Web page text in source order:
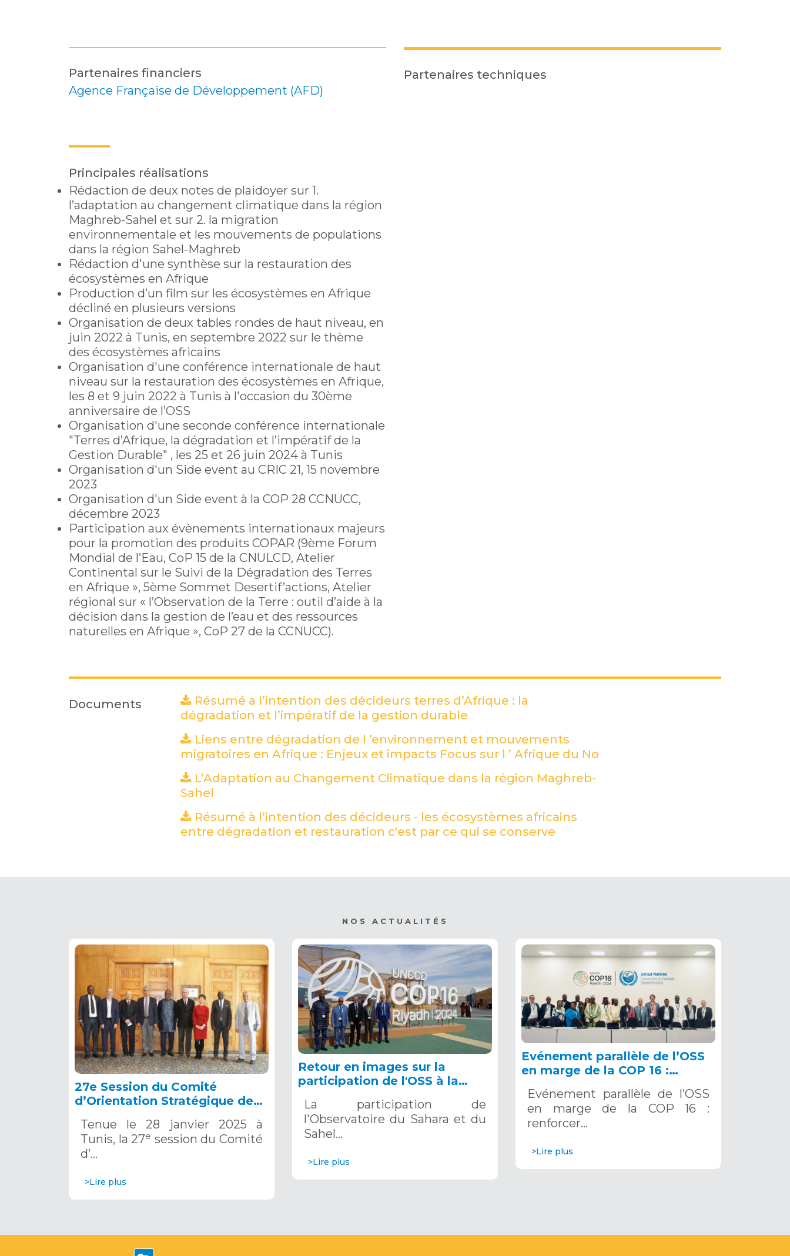
Partenaires financiers
Agence Française de Développement (AFD)
Partenaires techniques
Principales réalisations
Rédaction de deux notes de plaidoyer sur 1.
l’adaptation au changement climatique dans la région
Maghreb-Sahel et sur 2. la migration
environnementale et les mouvements de populations
dans la région Sahel-Maghreb
Rédaction d'une synthèse sur la restauration des
écosystèmes en Afrique
Production d’un film sur les écosystèmes en Afrique
décliné en plusieurs versions
Organisation de deux tables rondes de haut niveau, en
juin 2022 à Tunis, en septembre 2022 sur le thème
des écosystèmes africains
Organisation d'une conférence internationale de haut
niveau sur la restauration des écosystèmes en Afrique,
les 8 et 9 juin 2022 à Tunis à l'occasion du 30ème
anniversaire de l’OSS
Organisation d'une seconde conférence internationale
"Terres d’Afrique, la dégradation et l’impératif de la
Gestion Durable" , les 25 et 26 juin 2024 à Tunis
Organisation d'un Side event au CRIC 21, 15 novembre
2023
Organisation d'un Side event à la COP 28 CCNUCC,
décembre 2023
Participation aux évènements internationaux majeurs
pour la promotion des produits COPAR (9ème Forum
Mondial de l’Eau, CoP 15 de la CNULCD, Atelier
Continental sur le Suivi de la Dégradation des Terres
en Afrique », 5ème Sommet Desertif’actions, Atelier
régional sur « l’Observation de la Terre : outil d’aide à la
décision dans la gestion de l’eau et des ressources
naturelles en Afrique », CoP 27 de la CCNUCC).
Documents
Résumé a l’intention des décideurs terres d’Afrique : la
dégradation et l’impératif de la gestion durable
Liens entre dégradation de l ’environnement et mouvements
migratoires en Afrique : Enjeux et impacts Focus sur l ’ Afrique du No
L’Adaptation au Changement Climatique dans la région Maghreb-
Sahel
Résumé à l’intention des décideurs - les écosystèmes africains
entre dégradation et restauration c'est par ce qui se conserve
NOS ACTUALITÉS
27e Session du Comité
d’Orientation Stratégique de
Tenue le 28 janvier 2025 à
Tunis, la 27e session du Comité
d’…
>Lire plus
Retour en images sur la
participation de l'OSS à la
2024 à Riyad, en Arabie
Saoudite
La participation de
l'Observatoire du Sahara et du
Sahel…
>Lire plus
Evénement parallèle de l’OSS
en marge de la COP 16 :
grâce aux Systèmes d’Alerte
Précoce Multirisques. 12
décembre 2024
Evénement parallèle de l’OSS
en marge de la COP 16 :
renforcer…
>Lire plus